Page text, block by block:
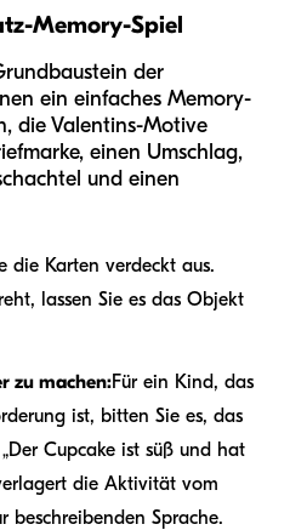
Memory-Spiel
der
ein einfaches Memory-
die Valentins-Motive
einen Umschlag,
und einen
die Karten verdeckt aus.
lassen Sie es das Objekt
zu machen:Für ein Kind, das
ist, bitten Sie es, das
Cupcake ist süß und hat
die Aktivität vom
beschreibenden Sprache.